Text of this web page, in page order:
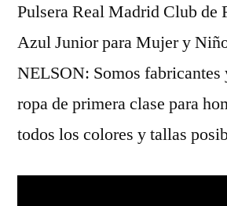
Pulsera Real Madrid Club de
Azul Junior para Mujer y
NELSON: Somos fabricantes
ropa de primera clase para
todos los colores y tallas